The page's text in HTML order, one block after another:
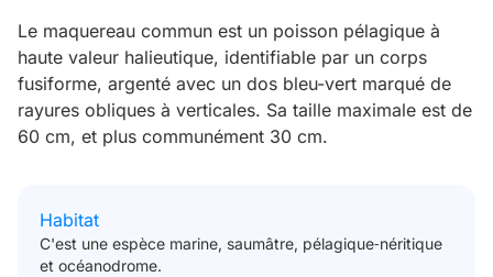
Le maquereau commun est un poisson pélagique à
haute valeur halieutique, identifiable par un corps
fusiforme, argenté avec un dos bleu-vert marqué de
rayures obliques à verticales. Sa taille maximale est de
60 cm, et plus communément 30 cm.
Habitat
C'est une espèce marine, saumâtre, pélagique‑néritique
et océanodrome.